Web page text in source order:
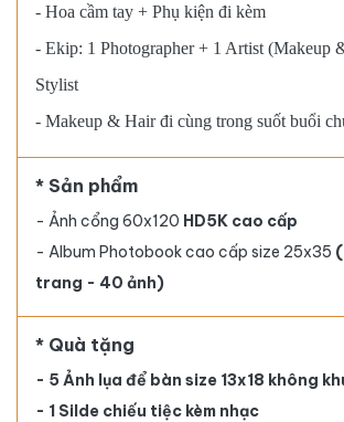
- Hoa cầm tay + Phụ kiện đi kèm
- Ekip: 1 Photographer + 1 Artist (Makeup
Stylist
- Makeup & Hair đi cùng trong suốt buổi
* Sản phẩm
- Ảnh cổng 60x120 HD5K cao cấp
- Album Photobook cao cấp size 25x35
trang - 40 ảnh)
* Quà tặng
- 5 Ảnh lụa để bàn size 13x18 không
- 1 Silde chiếu tiệc kèm nhạc